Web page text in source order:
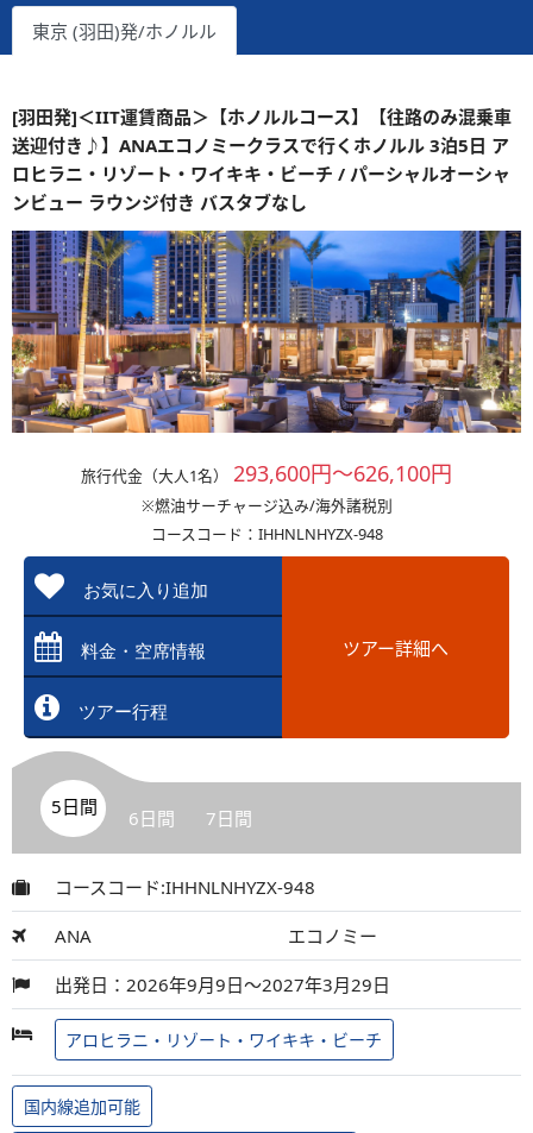
東京 (羽田)発/ホノルル
[羽田発]＜IIT運賃商品＞【ホノルルコース】【往路のみ混乗車
送迎付き♪】ANAエコノミークラスで行くホノルル 3泊5日 ア
ロヒラニ・リゾート・ワイキキ・ビーチ / パーシャルオーシャ
ンビュー ラウンジ付き バスタブなし
旅行代金（大人1名） 293,600円～626,100円
※燃油サーチャージ込み/海外諸税別
コースコード：IHHNLNHYZX-948
お気に入り追加
料金・空席情報
ツアー行程
ツアー詳細へ
5日間 6日間 7日間
コースコード:IHHNLNHYZX-948
ANA エコノミー
出発日：2026年9月9日～2027年3月29日
アロヒラニ・リゾート・ワイキキ・ビーチ
国内線追加可能